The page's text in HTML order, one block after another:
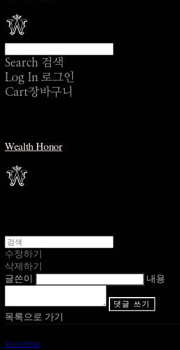
Search 검색
Log In 로그인
Cart장바구니
Wealth Honor
수정하기
삭제하기
글쓴이
내용
댓글 쓰기
목록으로 가기
Terms of Use